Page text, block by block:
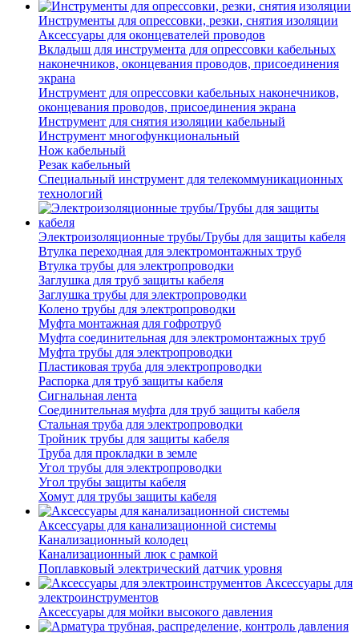
Инструменты для опрессовки, резки, снятия изоляции
Аксессуары для оконцевателей проводов
Вкладыш для инструмента для опрессовки кабельных
наконечников, оконцевания проводов, присоединения
экрана
Инструмент для опрессовки кабельных наконечников,
оконцевания проводов, присоединения экрана
Инструмент для снятия изоляции кабельный
Инструмент многофункциональный
Нож кабельный
Резак кабельный
Специальный инструмент для телекоммуникационных
технологий
Электроизоляционные трубы/Трубы для защиты кабеля
Втулка переходная для электромонтажных труб
Втулка трубы для электропроводки
Заглушка для труб защиты кабеля
Заглушка трубы для электропроводки
Колено трубы для электропроводки
Муфта монтажная для гофротруб
Муфта соединительная для электромонтажных труб
Муфта трубы для электропроводки
Пластиковая труба для электропроводки
Распорка для труб защиты кабеля
Сигнальная лента
Соединительная муфта для труб защиты кабеля
Стальная труба для электропроводки
Тройник трубы для защиты кабеля
Труба для прокладки в земле
Угол трубы для электропроводки
Угол трубы защиты кабеля
Хомут для трубы защиты кабеля
Аксессуары для канализационной системы
Канализационный колодец
Канализационный люк с рамкой
Поплавковый электрический датчик уровня
Аксессуары для
электроинструментов
Аксессуары для мойки высокого давления